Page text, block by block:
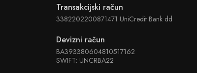
Transakcijski račun
3382202200871471 UniCredit Bank dd
Devizni račun
BA393380604810517162
SWIFT: UNCRBA22